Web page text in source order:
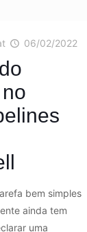
06/02/2022
bem simples
ainda tem
uma